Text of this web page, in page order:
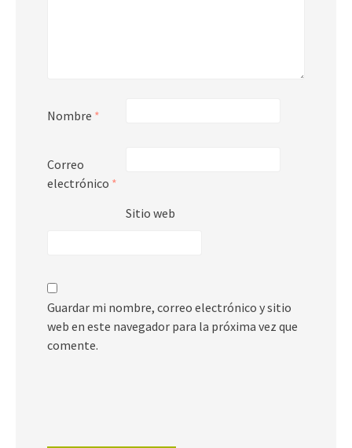
Nombre *
Correo
electrónico *
Sitio web
Guardar mi nombre, correo electrónico y sitio
web en este navegador para la próxima vez que
comente.